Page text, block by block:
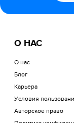
О НАС
О нас
Блог
Карьера
Условия
Авторское право